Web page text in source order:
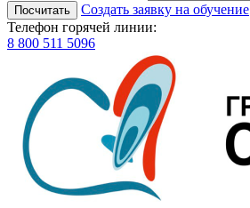
Посчитать
Создать заявку на обучение
Телефон горячей линии:
8 800 511 5096